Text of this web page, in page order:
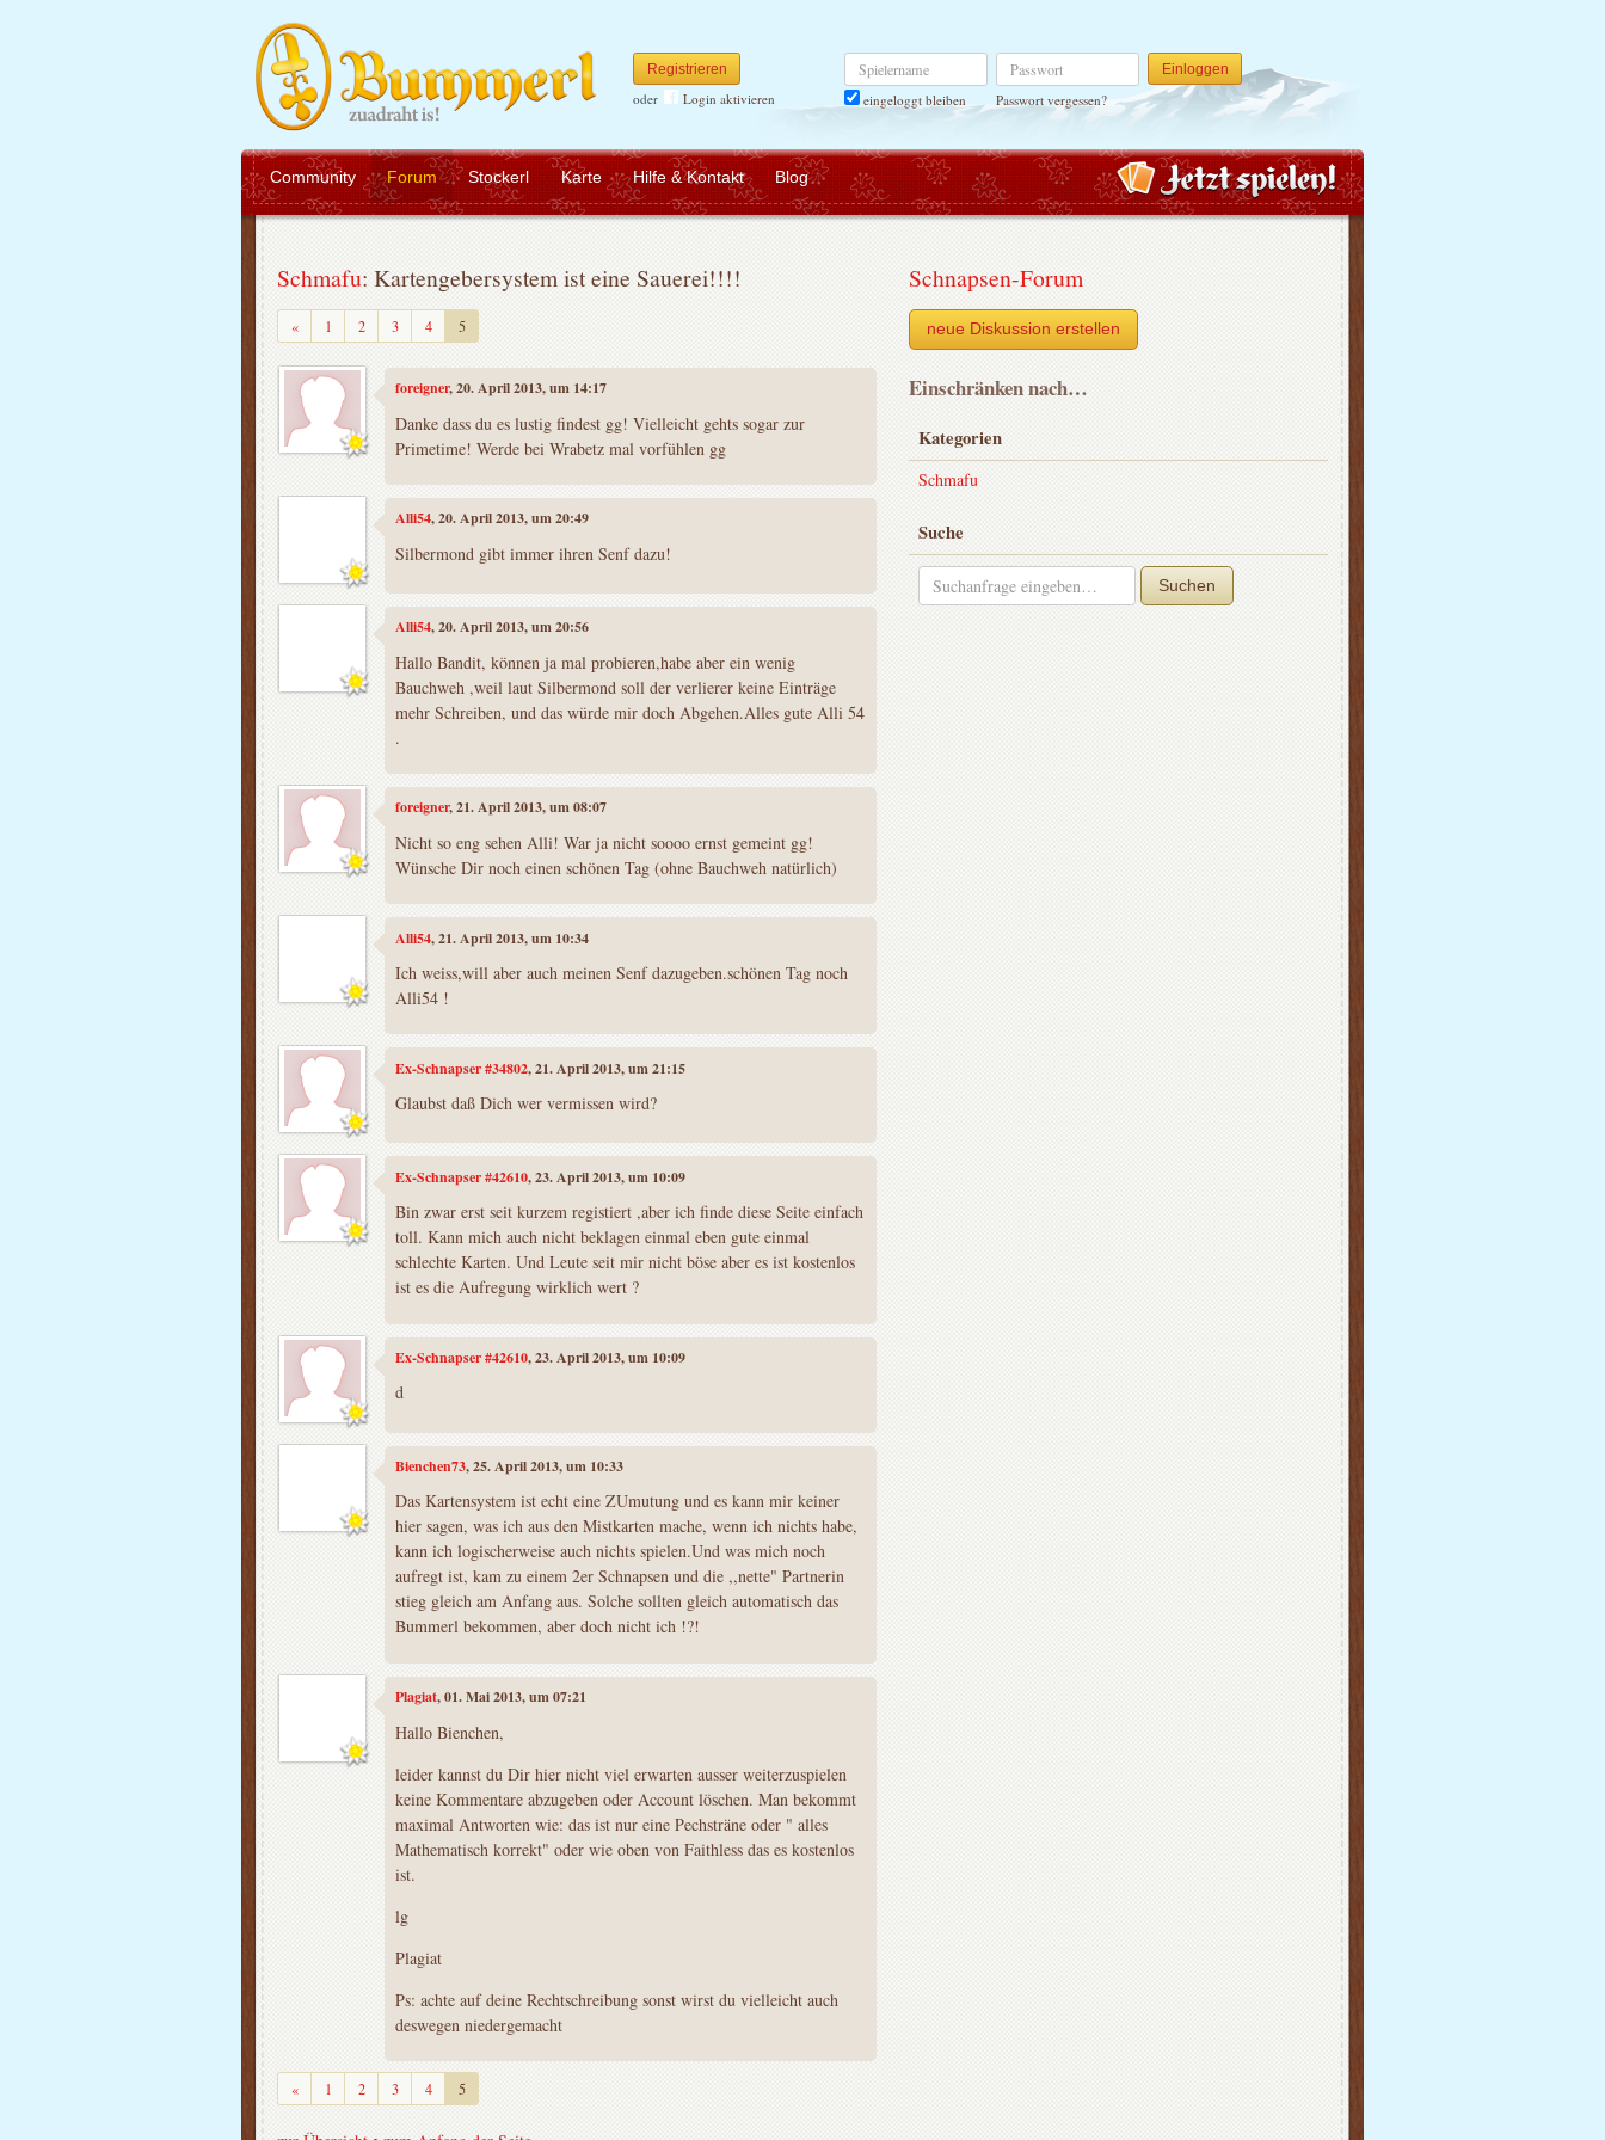
Registrieren
oder Login aktivieren
Spielername
eingeloggt bleiben
Passwort Einloggen
Passwort vergessen?
Community Forum Stockerl Karte Hilfe & Kontakt Blog
Schmafu: Kartengebersystem ist eine Sauerei!!!!
«Zurück1 2 3 4 5
foreigner, 20. April 2013, um 14:17
Danke dass du es lustig findest gg! Vielleicht gehts sogar zur
Primetime! Werde bei Wrabetz mal vorfühlen gg
Alli54, 20. April 2013, um 20:49
Silbermond gibt immer ihren Senf dazu!
Alli54, 20. April 2013, um 20:56
Hallo Bandit, können ja mal probieren,habe aber ein wenig
Bauchweh ,weil laut Silbermond soll der verlierer keine Einträge
mehr Schreiben, und das würde mir doch Abgehen.Alles gute Alli 54
.
foreigner, 21. April 2013, um 08:07
Nicht so eng sehen Alli! War ja nicht soooo ernst gemeint gg!
Wünsche Dir noch einen schönen Tag (ohne Bauchweh natürlich)
Alli54, 21. April 2013, um 10:34
Ich weiss,will aber auch meinen Senf dazugeben.schönen Tag noch
Alli54 !
Ex-Schnapser #34802, 21. April 2013, um 21:15
Glaubst daß Dich wer vermissen wird?
Ex-Schnapser #42610, 23. April 2013, um 10:09
Bin zwar erst seit kurzem registiert ,aber ich finde diese Seite einfach
toll. Kann mich auch nicht beklagen einmal eben gute einmal
schlechte Karten. Und Leute seit mir nicht böse aber es ist kostenlos
ist es die Aufregung wirklich wert ?
Ex-Schnapser #42610, 23. April 2013, um 10:09
d
Bienchen73, 25. April 2013, um 10:33
Das Kartensystem ist echt eine ZUmutung und es kann mir keiner
hier sagen, was ich aus den Mistkarten mache, wenn ich nichts habe,
kann ich logischerweise auch nichts spielen.Und was mich noch
aufregt ist, kam zu einem 2er Schnapsen und die ,,nette" Partnerin
stieg gleich am Anfang aus. Solche sollten gleich automatisch das
Bummerl bekommen, aber doch nicht ich !?!
Plagiat, 01. Mai 2013, um 07:21
Hallo Bienchen,
leider kannst du Dir hier nicht viel erwarten ausser weiterzuspielen
keine Kommentare abzugeben oder Account löschen. Man bekommt
maximal Antworten wie: das ist nur eine Pechsträne oder " alles
Mathematisch korrekt" oder wie oben von Faithless das es kostenlos
ist.
lg
Plagiat
Ps: achte auf deine Rechtschreibung sonst wirst du vielleicht auch
deswegen niedergemacht
«Zurück1 2 3 4 5
Schnapsen-Forum
neue Diskussion erstellen
Einschränken nach…
Kategorien
Schmafu
Suche
Suchen